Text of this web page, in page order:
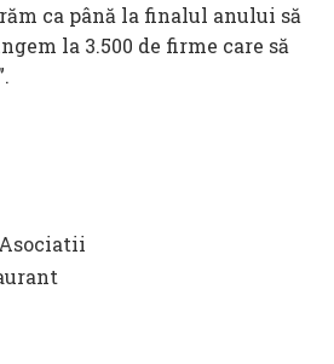
ca până la finalul anului să
la 3.500 de firme care să